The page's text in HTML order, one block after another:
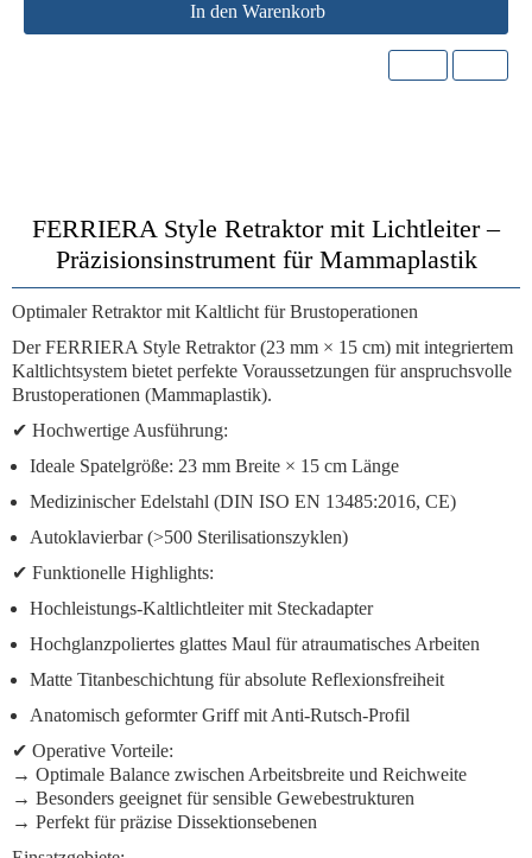
In den Warenkorb
FERRIERA Style Retraktor mit Lichtleiter –
Präzisionsinstrument für Mammaplastik
Optimaler Retraktor mit Kaltlicht für Brustoperationen
DerFERRIERA Style Retraktor(23 mm × 15 cm) mit integriertem
Kaltlichtsystem bietet perfekte Voraussetzungen füranspruchsvolle
Brustoperationen (Mammaplastik).
✔ Hochwertige Ausführung:
Ideale Spatelgröße: 23 mm Breite × 15 cm Länge
Medizinischer Edelstahl (DIN ISO EN 13485:2016, CE)
Autoklavierbar(>500 Sterilisationszyklen)
✔ Funktionelle Highlights:
Hochleistungs-Kaltlichtleitermit Steckadapter
Hochglanzpoliertes glattes Maul für atraumatisches Arbeiten
Matte Titanbeschichtung für absolute Reflexionsfreiheit
Anatomisch geformter Griffmit Anti-Rutsch-Profil
✔ Operative Vorteile:
→ Optimale Balance zwischen Arbeitsbreite und Reichweite
→ Besonders geeignet für sensible Gewebestrukturen
→ Perfekt für präzise Dissektionsebenen